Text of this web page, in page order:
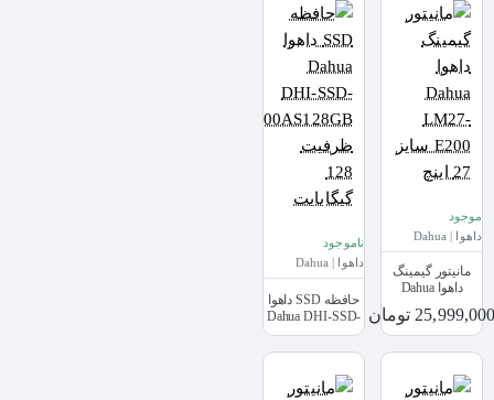
موجود
داهوا | Dahua
مانیتور گیمینگ
داهوا Dahua
27 اینچتومان
ناموجود
داهوا | Dahua
حافظه SSD داهوا
Dahua DHI-SSD-
C800AS128GB
ظرفیت 128